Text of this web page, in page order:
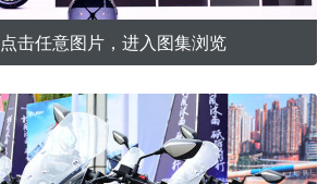
点击任意图片，进入图集浏览